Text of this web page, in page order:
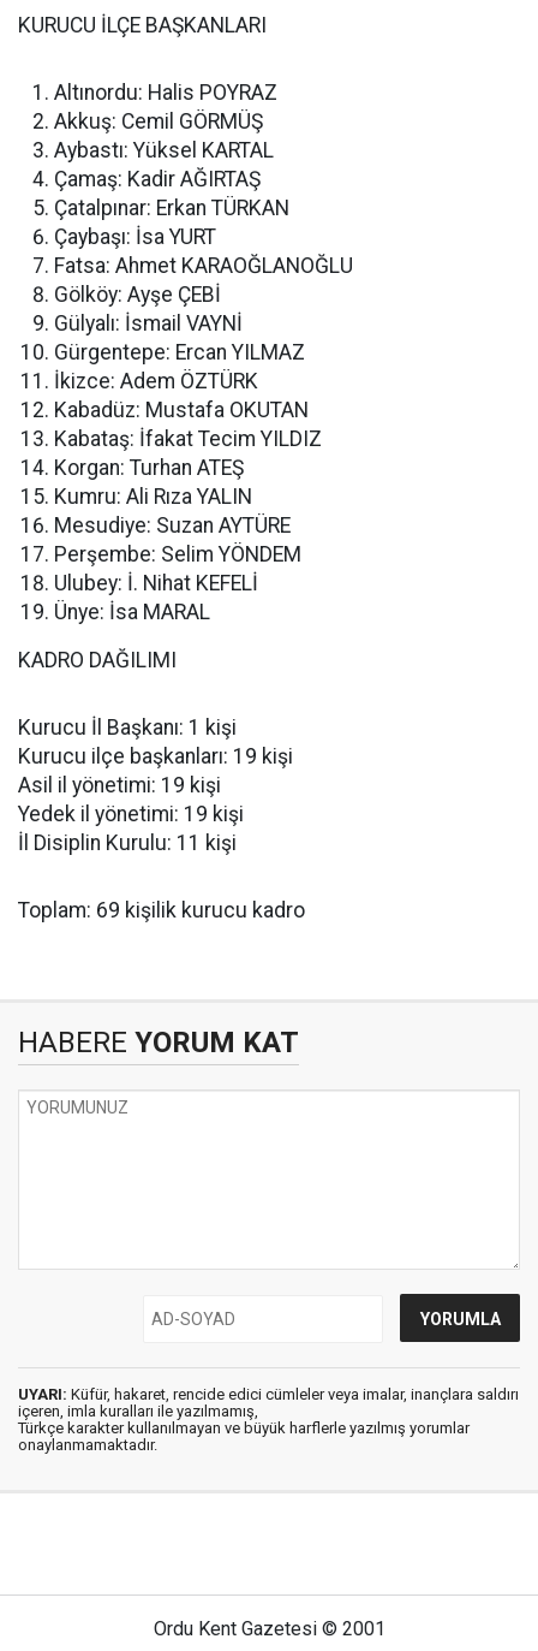
KURUCU İLÇE BAŞKANLARI
Altınordu: Halis POYRAZ
Akkuş: Cemil GÖRMÜŞ
Aybastı: Yüksel KARTAL
Çamaş: Kadir AĞIRTAŞ
Çatalpınar: Erkan TÜRKAN
Çaybaşı: İsa YURT
Fatsa: Ahmet KARAOĞLANOĞLU
Gölköy: Ayşe ÇEBİ
Gülyalı: İsmail VAYNİ
Gürgentepe: Ercan YILMAZ
İkizce: Adem ÖZTÜRK
Kabadüz: Mustafa OKUTAN
Kabataş: İfakat Tecim YILDIZ
Korgan: Turhan ATEŞ
Kumru: Ali Rıza YALIN
Mesudiye: Suzan AYTÜRE
Perşembe: Selim YÖNDEM
Ulubey: İ. Nihat KEFELİ
Ünye: İsa MARAL
KADRO DAĞILIMI
Kurucu İl Başkanı: 1 kişi
Kurucu ilçe başkanları: 19 kişi
Asil il yönetimi: 19 kişi
Yedek il yönetimi: 19 kişi
İl Disiplin Kurulu: 11 kişi
Toplam: 69 kişilik kurucu kadro
HABERE YORUM KAT
UYARI: Küfür, hakaret, rencide edici cümleler veya imalar, inançlara saldırı
içeren, imla kuralları ile yazılmamış,
Türkçe karakter kullanılmayan ve büyük harflerle yazılmış yorumlar
onaylanmamaktadır.
Ordu Kent Gazetesi © 2001